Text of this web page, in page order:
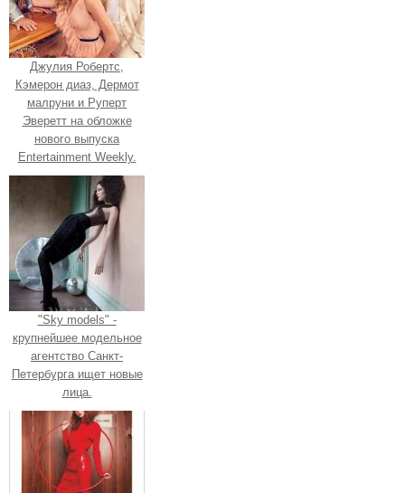
Джулия Робертс,
Кэмерон диаз, Дермот
малруни и Руперт
Эверетт на обложке
нового выпуска
Entertainment Weekly.
"Sky models" -
крупнейшее модельное
агентство Санкт-
Петербурга ищет новые
лица.